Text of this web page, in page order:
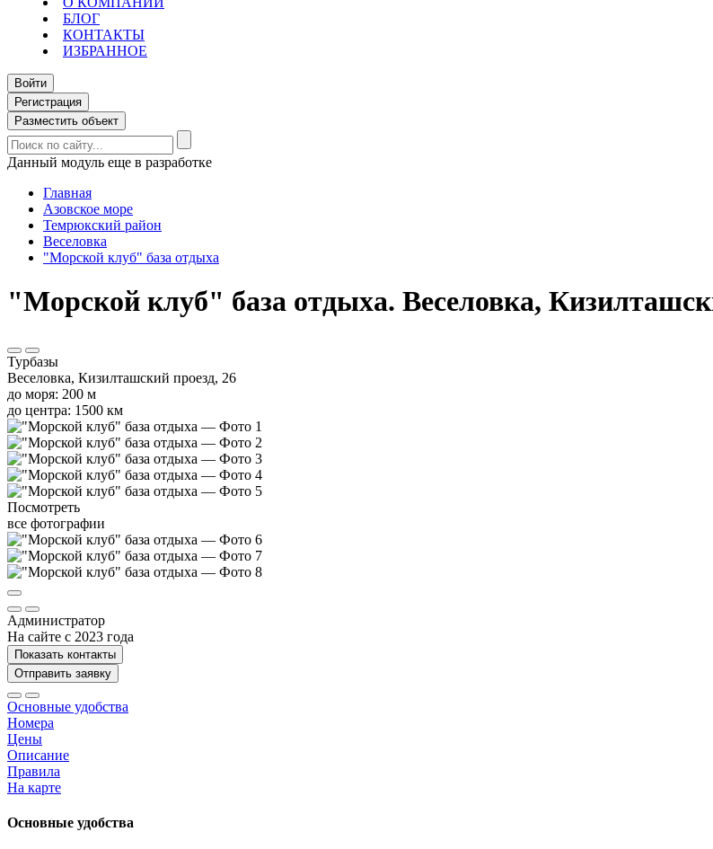
БЛОГ
КОНТАКТЫ
ИЗБРАННОЕ
Войти
Регистрация
Разместить объект
Данный модуль еще в разработке
Главная
Азовское море
Темрюкский район
Веселовка
"Морской клуб" база отдыха
"Морской клуб" база отдыха. Веселовка,
Турбазы
Веселовка, Кизилташский проезд, 26
до моря: 200 м
до центра: 1500 км
Посмотреть
все фотографии
Администратор
На сайте с 2023 года
Показать контакты
Отправить заявку
Основные удобства
Номера
Цены
Описание
Правила
На карте
Основные удобства